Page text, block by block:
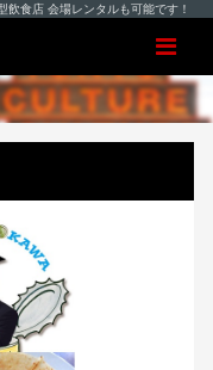
飲食店 会場レンタルも可能です！